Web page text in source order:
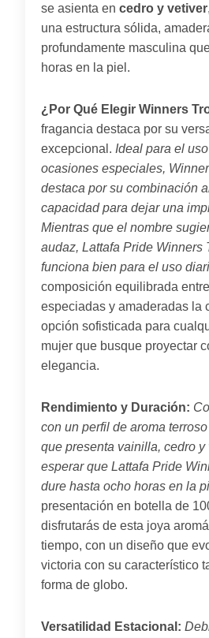
se asienta en cedro y vetiver
una estructura sólida,
profundamente masculina
horas en la piel.
¿Por Qué Elegir Winners
fragancia destaca por su
excepcional. Ideal para el
ocasiones especiales,
destaca por su combinación
capacidad para dejar una
Mientras que el nombre
audaz, Lattafa Pride Winners
funciona bien para el uso
composición equilibrada
especiadas y amaderadas la
opción sofisticada para
mujer que busque proyectar
elegancia.
Rendimiento y Duración:
con un perfil de aroma
que presenta vainilla, cedro y
esperar que Lattafa Pride
dure hasta ocho horas en la
presentación en botella de
disfrutarás de esta joya
tiempo, con un diseño que
victoria con su característico
forma de globo.
Versatilidad Estacional: